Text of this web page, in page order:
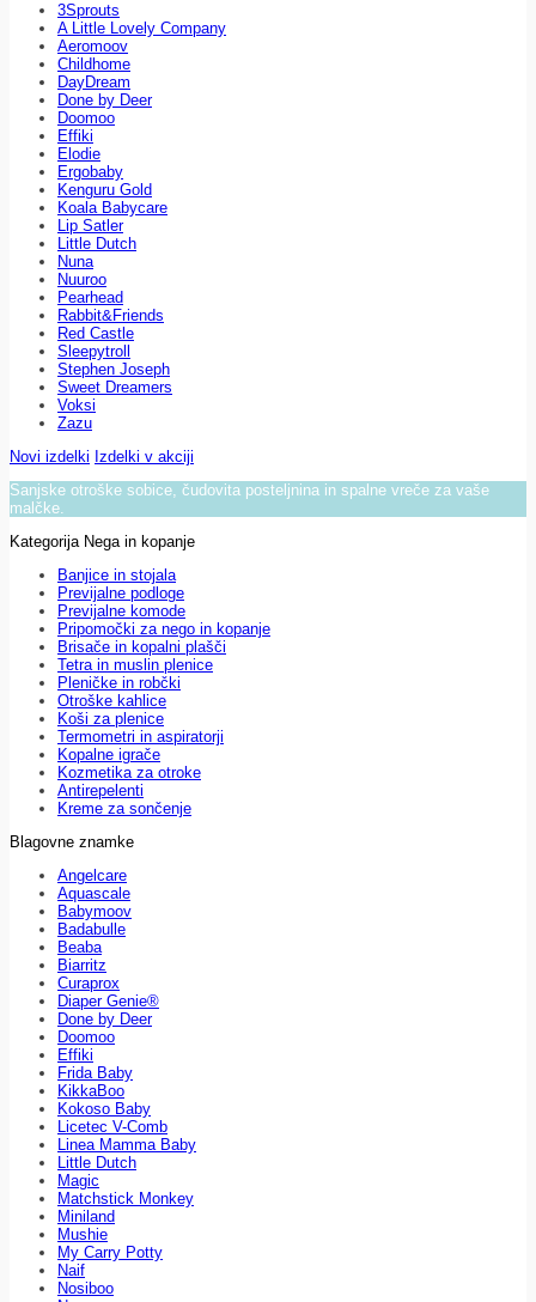
3Sprouts
A Little Lovely Company
Aeromoov
Childhome
DayDream
Done by Deer
Doomoo
Effiki
Elodie
Ergobaby
Kenguru Gold
Koala Babycare
Lip Satler
Little Dutch
Nuna
Nuuroo
Pearhead
Rabbit&Friends
Red Castle
Sleepytroll
Stephen Joseph
Sweet Dreamers
Voksi
Zazu
Novi izdelki Izdelki v akciji
Sanjske otroške sobice, čudovita posteljnina in spalne vreče za vaše
malčke.
Kategorija Nega in kopanje
Banjice in stojala
Previjalne podloge
Previjalne komode
Pripomočki za nego in kopanje
Brisače in kopalni plašči
Tetra in muslin plenice
Pleničke in robčki
Otroške kahlice
Koši za plenice
Termometri in aspiratorji
Kopalne igrače
Kozmetika za otroke
Antirepelenti
Kreme za sončenje
Blagovne znamke
Angelcare
Aquascale
Babymoov
Badabulle
Beaba
Biarritz
Curaprox
Diaper Genie®
Done by Deer
Doomoo
Effiki
Frida Baby
KikkaBoo
Kokoso Baby
Licetec V-Comb
Linea Mamma Baby
Little Dutch
Magic
Matchstick Monkey
Miniland
Mushie
My Carry Potty
Naif
Nosiboo